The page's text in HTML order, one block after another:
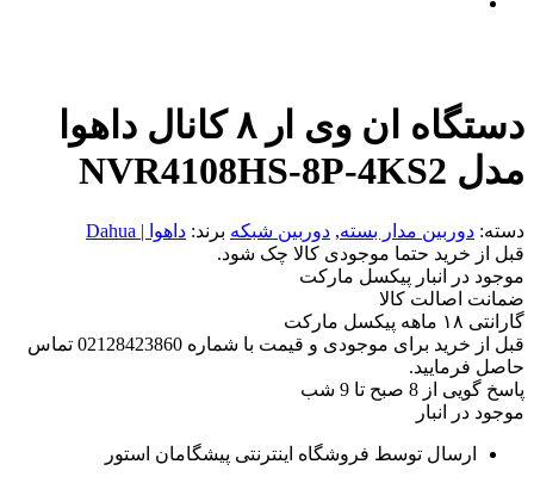
دستگاه ان وی ار ۸ کانال داهوا
مدل NVR4108HS-8P-4KS2
دسته: دوربین مدار بسته, دوربین شبکه برند: داهوا | Dahua
قبل از خرید حتما موجودی کالا چک شود.
موجود در انبار پیکسل مارکت
ضمانت اصالت کالا
گارانتی ۱۸ ماهه پیکسل مارکت
قبل از خرید برای موجودی و قیمت با شماره 02128423860 تماس
حاصل فرمایید.
پاسخ گویی از 8 صبح تا 9 شب
موجود در انبار
ارسال توسط فروشگاه اینترنتی پیشگامان استور